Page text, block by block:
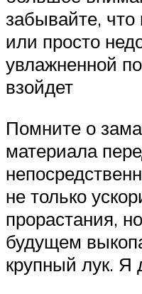
забывайте,
или просто
увлажненной
взойдет
Помните о
материала
не только
прорастания,
будущем
крупный лук. Я